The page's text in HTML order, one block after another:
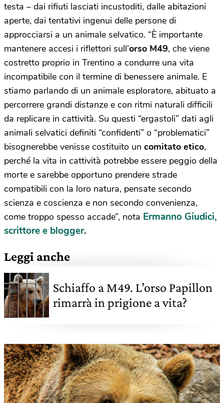
testa – dai rifiuti lasciati incustoditi, dalle abitazioni
aperte, dai tentativi ingenui delle persone di
approcciarsi a un animale selvatico. “È importante
mantenere accesi i riflettori sull’orso M49, che viene
costretto proprio in Trentino a condurre una vita
incompatibile con il termine di benessere animale. E
stiamo parlando di un animale esploratore, abituato a
percorrere grandi distanze e con ritmi naturali difficili
da replicare in cattività. Su questi “ergastoli” dati agli
animali selvatici definiti “confidenti” o “problematici”
bisognerebbe venisse costituito un comitato etico,
perché la vita in cattività potrebbe essere peggio della
morte e sarebbe opportuno prendere strade
compatibili con la loro natura, pensate secondo
scienza e coscienza e non secondo convenienza,
come troppo spesso accade”, nota Ermanno Giudici,
scrittore e blogger.
Leggi anche
Schiaffo a M49. L’orso Papillon
rimarrà in prigione a vita?